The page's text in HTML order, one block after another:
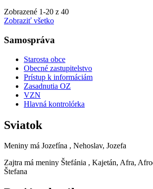
Zobrazené 1-20 z 40
Zobraziť všetko
Samospráva
Starosta obce
Obecné zastupitelstvo
Prístup k informáciám
Zasadnutia OZ
VZN
Hlavná kontrolórka
Sviatok
Meniny má Jozefína , Nehoslav, Jozefa
Zajtra má meniny Štefánia , Kajetán, Afra,
Štefana